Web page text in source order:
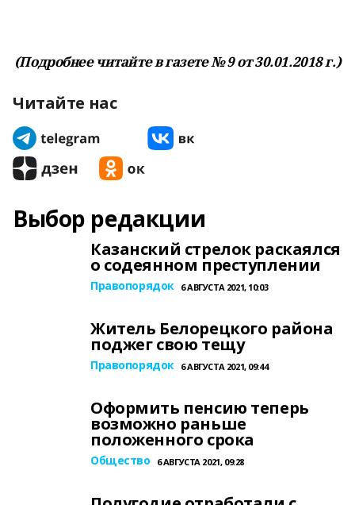
(Подробнее читайте в газете № 9 от 30.01.2018 г.)
Читайте нас
Выбор редакции
Казанский стрелок раскаялся
о содеянном преступлении
Правопорядок 6 АВГУСТА 2021, 10:03
Житель Белорецкого района
поджег свою тещу
Правопорядок 6 АВГУСТА 2021, 09:44
Оформить пенсию теперь
возможно раньше
положенного срока
Общество 6 АВГУСТА 2021, 09:28